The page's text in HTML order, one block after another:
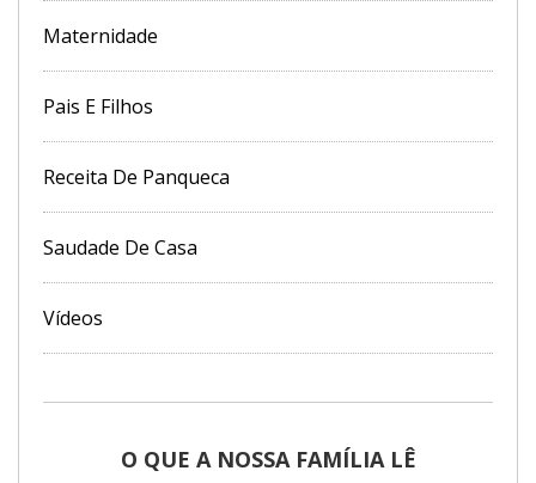
Maternidade
Pais E Filhos
Receita De Panqueca
Saudade De Casa
Vídeos
O QUE A NOSSA FAMÍLIA LÊ